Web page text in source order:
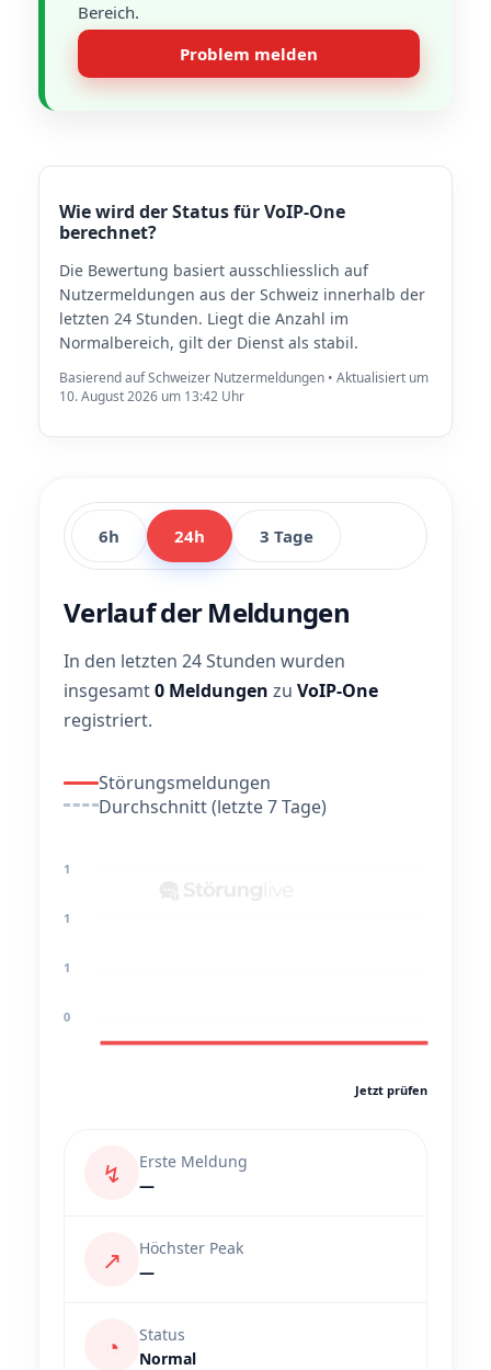
Bereich.
Problem melden
Wie wird der Status für VoIP-One
berechnet?
Die Bewertung basiert ausschliesslich auf
Nutzermeldungen aus der Schweiz innerhalb der
letzten 24 Stunden. Liegt die Anzahl im
Normalbereich, gilt der Dienst als stabil.
Basierend auf Schweizer Nutzermeldungen • Aktualisiert um
10. August 2026 um 13:42 Uhr
6h 24h 3 Tage
Verlauf der Meldungen
In den letzten 24 Stunden wurden
insgesamt0 Meldungen zu VoIP-One
registriert.
Störungsmeldungen
Durchschnitt (letzte 7 Tage)
1
1
1
0
Jetzt prüfen
↯
Erste Meldung
—
↗
Höchster Peak
—
◔
Status
Normal